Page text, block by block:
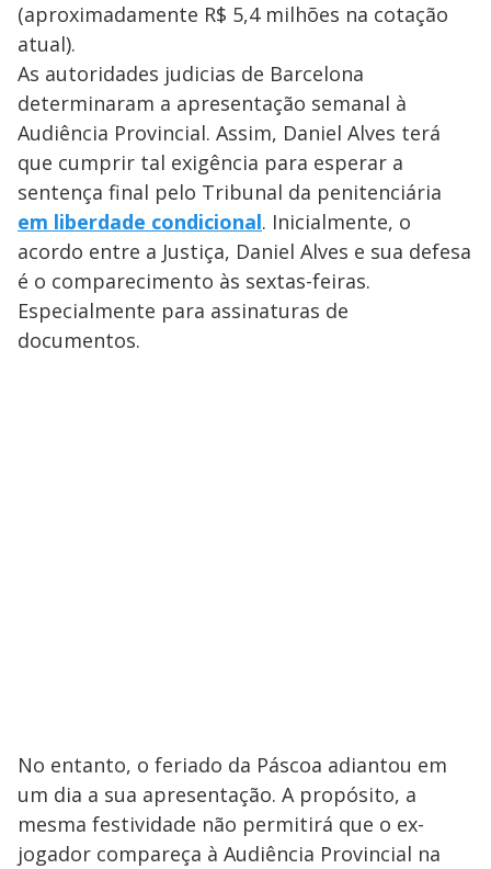
(aproximadamente R$ 5,4 milhões na cotação
atual).
As autoridades judicias de Barcelona
determinaram a apresentação semanal à
Audiência Provincial. Assim, Daniel Alves terá
que cumprir tal exigência para esperar a
sentença final pelo Tribunal da penitenciária
em liberdade condicional. Inicialmente, o
acordo entre a Justiça, Daniel Alves e sua defesa
é o comparecimento às sextas-feiras.
Especialmente para assinaturas de
documentos.
No entanto, o feriado da Páscoa adiantou em
um dia a sua apresentação. A propósito, a
mesma festividade não permitirá que o ex-
jogador compareça à Audiência Provincial na